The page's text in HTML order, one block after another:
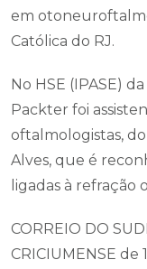
em
Católica do RJ.
No HSE (IPASE)
Packter foi
oftalmologistas,
Alves, que é
ligadas à refração
CORREIO DO
CRICIUMENSE de